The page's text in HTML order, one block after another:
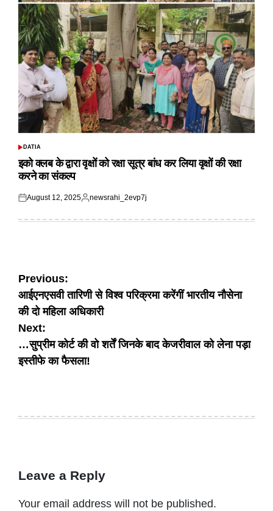
POSTED
DATIA
इको क्लब के द्वारा वृक्षों को रक्षा सूत्र बांध कर लिया वृक्षों की रक्षा
करने का संकल्प
Posted
August 12, 2025
Posted
newsrahi_2evp7j
Post
navigation
Previous:
आईएनएसवी तारिणी से विश्व परिक्रमा करेंगीं भारतीय नौसेना
की दो महिला अधिकारी
Next:
…सुप्रीम कोर्ट की वो शर्तें जिनके बाद केजरीवाल को लेना पड़ा
इस्तीफे का फैसला!
Leave a Reply
Your email address will not be published.